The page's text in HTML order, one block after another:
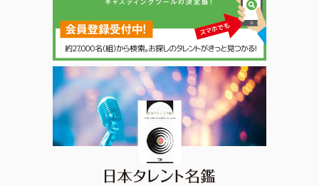
日本タレント名鑑